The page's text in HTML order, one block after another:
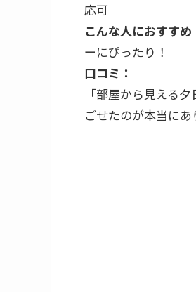
応可
こんな人におすすめ
ーにぴったり！
口コミ：
「部屋から見える
ごせたのが本当にあ